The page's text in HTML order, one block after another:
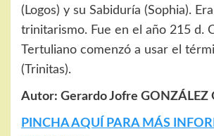
(Logos) y su Sabiduría (Sophia).
trinitarismo. Fue en el año 215 d.
Tertuliano comenzó a usar el
(Trinitas).
Autor: Gerardo Jofre GONZÁLEZ
PINCHA AQUÍ PARA MÁS